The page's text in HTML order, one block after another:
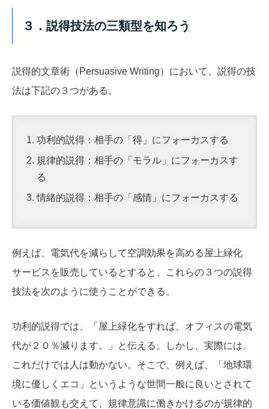
３．説得技法の三類型を知ろう
説得的文章術（Persuasive Writing）において、説得の技
法は下記の３つがある。
功利的説得：相手の「得」にフォーカスする
規律的説得：相手の「モラル」にフォーカスす
る
情緒的説得：相手の「感情」にフォーカスする
例えば、電気代を減らして空調効果を高める屋上緑化
サービスを販売しているとすると、これらの３つの説得
技法を次のように使うことができる。
功利的説得では、「屋上緑化をすれば、オフィスの電気
代が２０％減ります。」と伝える。しかし、実際には、
これだけでは人は動かない。そこで、例えば、「地球環
境に優しくエコ」というような世間一般に良いとされて
いる価値観も交えて、規律意識に働きかけるのが規律的